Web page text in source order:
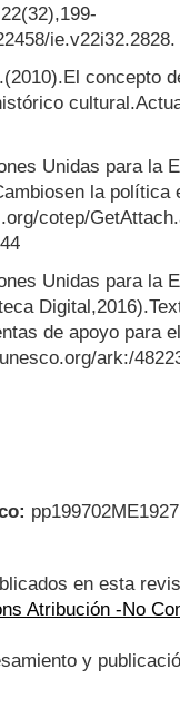
ie.v22i32.2828.
concepto
Unidas para la
la política
cotep/
Unidas para la
de apoyo para
ark:/
en esta
Atribución -No
y